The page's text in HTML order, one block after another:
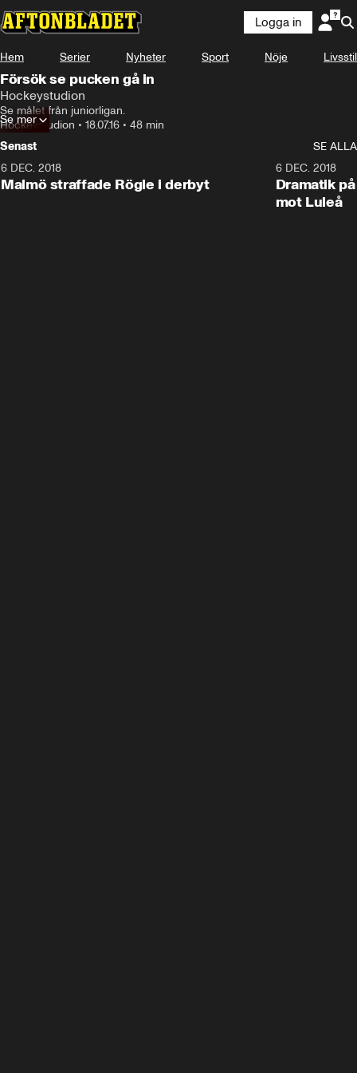
Logga in
Hem Serier Nyheter Sport Nöje Livsstil
Försök se pucken gå in
Hockeystudion
Se målet från juniorligan.
Hockeystudion • 18.07.16 • 48 min
Se mer
Senast
SE ALLA
6 DEC. 2018
Malmö straffade Rögle i derbyt
6 DEC. 2018
Dramatik
mot Luleå